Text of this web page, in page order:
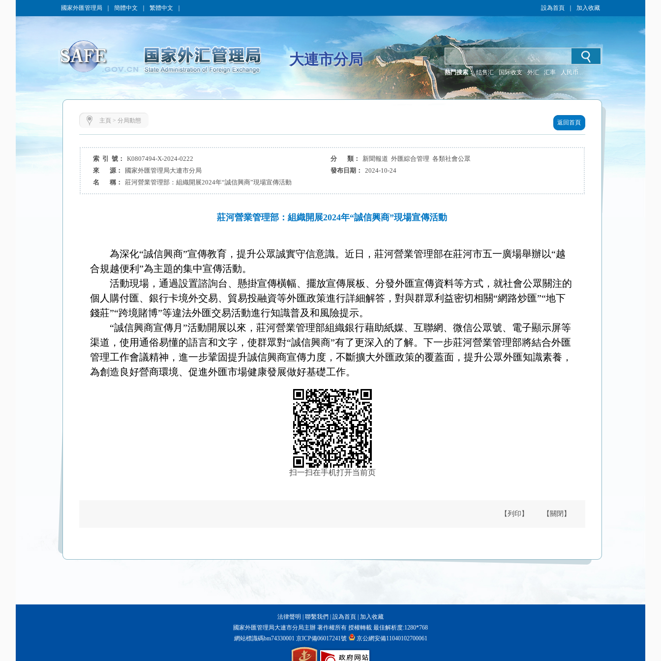
國家外匯管理局 簡體中文 繁體中文 設為首頁 加入收藏
大連市分局
熱門搜索： 结售汇 国际收支 外汇 汇率 人民币
主頁 > 分局動態 返回首頁
索 引 號： K0807494-X-2024-0222 分 類：
新聞報道 外匯綜合管理 各類社會公眾
來 源：
國家外匯管理局大連市分局 發布日期：
2024-10-24
名 稱：
莊河營業管理部：組織開展2024年“誠信興商”現場宣傳活動
莊河營業管理部：組織開展2024年“誠信興商”現場宣傳活動
為深化“誠信興商”宣傳教育，提升公眾誠實守信意識。近日，莊河營業管理部在莊河市五一廣場舉辦以“越
合規越便利”為主題的集中宣傳活動。
活動現場，通過設置諮詢台、懸掛宣傳橫幅、擺放宣傳展板、分發外匯宣傳資料等方式，就社會公眾關注的
個人購付匯、銀行卡境外交易、貿易投融資等外匯政策進行詳細解答，對與群眾利益密切相關“網路炒匯”“地下
錢莊”“跨境賭博”等違法外匯交易活動進行知識普及和風險提示。
“誠信興商宣傳月”活動開展以來，莊河營業管理部組織銀行藉助紙媒、互聯網、微信公眾號、電子顯示屏等
渠道，使用通俗易懂的語言和文字，使群眾對“誠信興商”有了更深入的了解。下一步莊河營業管理部將結合外匯
管理工作會議精神，進一步鞏固提升誠信興商宣傳力度，不斷擴大外匯政策的覆蓋面，提升公眾外匯知識素養，
為創造良好營商環境、促進外匯市場健康發展做好基礎工作。
扫一扫在手机打开当前页
【列印】 【關閉】
法律聲明 聯繫我們 設為首頁 加入收藏
國家外匯管理局大連市分局主辦 著作權所有 授權轉載 最佳解析度:1280*768
網站標識碼bm74330001京ICP備06017241號 京公網安備11040102700061